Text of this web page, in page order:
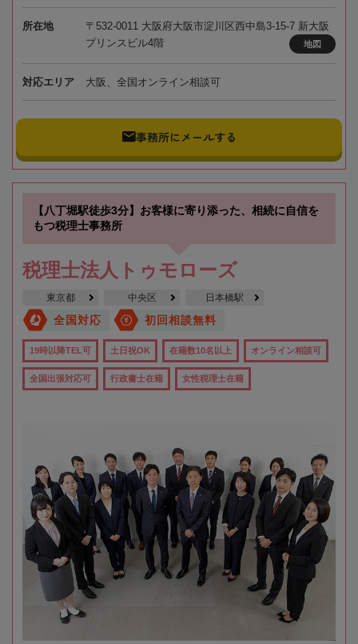
所在地
〒532-0011 大阪府大阪市淀川区西中島3-15-7 新大阪
プリンスビル4階
地図
対応エリア 大阪、全国オンライン相談可
事務所にメールする
【八丁堀駅徒歩3分】お客様に寄り添った、相続に自信を
もつ税理士事務所
税理士法人トゥモローズ
東京都 中央区 日本橋駅
全国対応 初回相談無料
19時以降TEL可 土日祝OK 在籍数10名以上 オンライン相談可
全国出張対応可 行政書士在籍 女性税理士在籍